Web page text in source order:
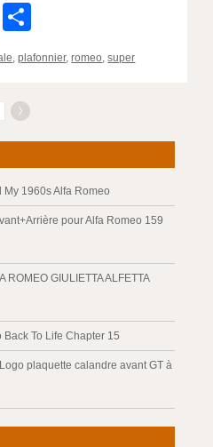
Share
,plafonnier,romeo,super
My 1960s Alfa Romeo
pour Alfa Romeo 159
ROMEO GIULIETTA ALFETTA
Back To Life Chapter 15
plaquette calandre avant GT à